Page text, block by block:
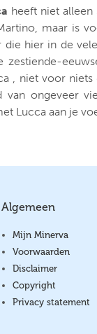
heeft niet alleen
maar is
hier in de
, niet voor niets
van ongeveer
Lucca aan je
Algemeen
Mijn Minerva
Voorwaarden
Disclaimer
Copyright
Privacy statement